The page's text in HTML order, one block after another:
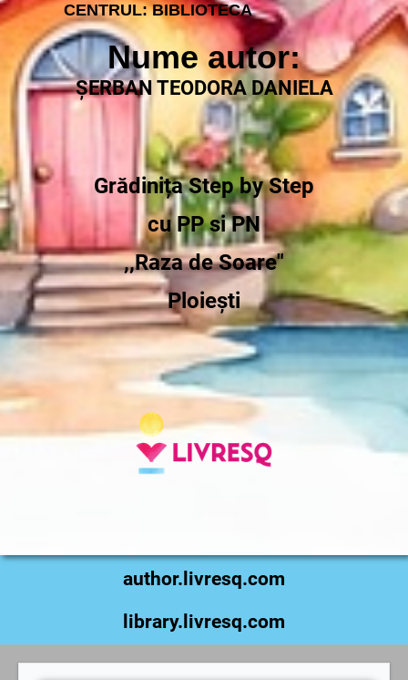
CENTRUL: BIBLIOTECA
Nume autor:
ȘERBAN TEODORA DANIELA
Grădinița Step by Step
cu PP si PN
,,Raza de Soare"
Ploiești
author.livresq.com
library.livresq.com